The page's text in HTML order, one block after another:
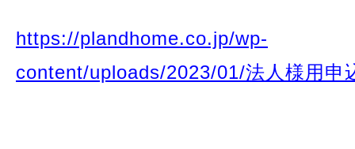
https://plandhome.co.jp/wp-
content/uploads/2023/01/法人様用申